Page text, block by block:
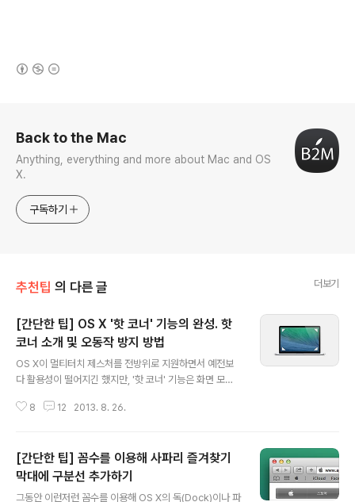
Back to the Mac
Anything, everything and more about Mac and OS
X.
구독하기
추천팁 의 다른 글 더보기
[간단한 팁] OS X '핫 코너' 기능의 완성. 핫
코너 소개 및 오동작 방지 방법
OS X이 멀티터치 제스처를 전방위로 지원하면서 예전보
다 활용성이 떨어지긴 했지만, '핫 코너' 기능은 화면 모서
알림센터, 대시보드, 화면 보호기 등 OS X의 특정 기능을
을 누른 다음 각각의 모서리에 총 9가지 기능 가운데 하나
를 부여할 수 있습니다. ▼ 참고로 같은 메뉴가 '데스크탑
및 화면 보호기' 패널에도 마련되어 있습니다. (OS X 라이
8 12 2013. 8. 26.
[간단한 팁] 꼼수를 이용해 사파리 즐겨찾기
막대에 구분선 추가하기
그동안 이런저런 꼼수를 이용해 OS X의 독(Dock)이나 파